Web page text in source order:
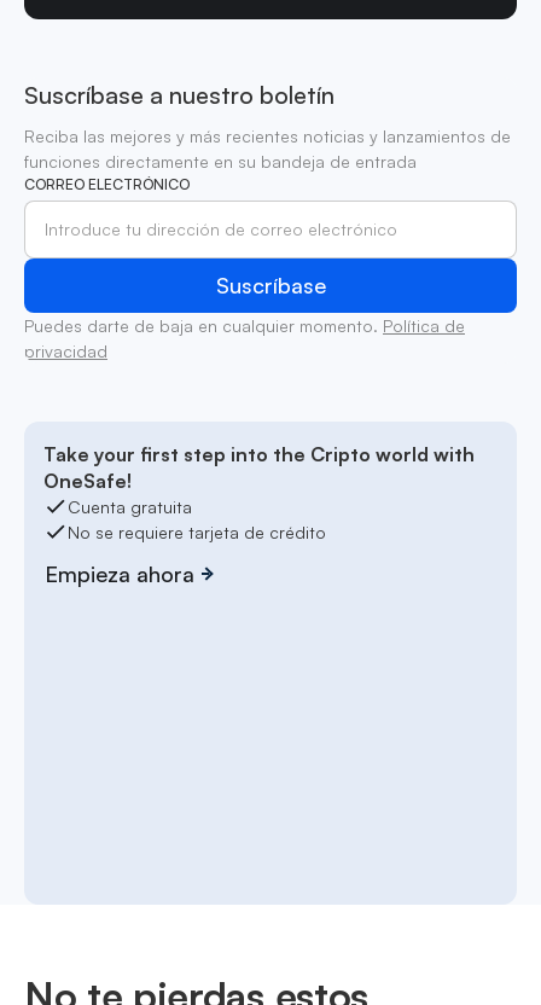
Suscríbase a nuestro boletín
Reciba las mejores y más recientes noticias y lanzamientos de
funciones directamente en su bandeja de entrada
CORREO ELECTRÓNICO
Puedes darte de baja en cualquier momento. Política de
privacidad
Take your first step into the Cripto world with
OneSafe!
Cuenta gratuita
No se requiere tarjeta de crédito
Empieza ahora
No te pierdas estos